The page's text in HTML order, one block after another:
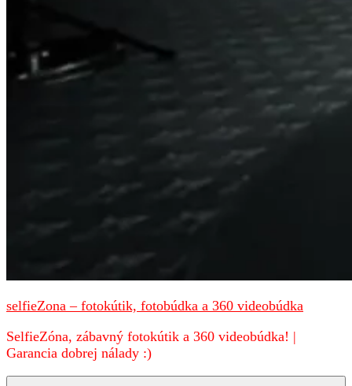
selfieZona – fotokútik, fotobúdka a 360 videobúdka
SelfieZóna, zábavný fotokútik a 360 videobúdka! |
Garancia dobrej nálady :)